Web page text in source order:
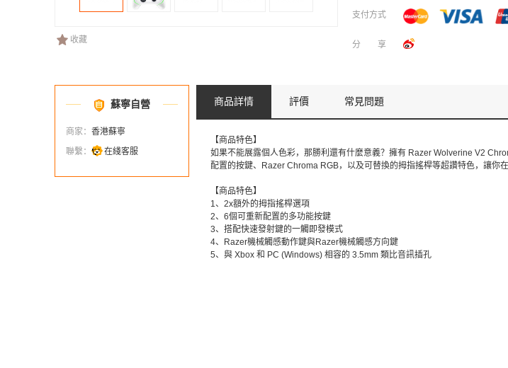
收藏
支付方式
分享
蘇寧自營
商家： 香港蘇寧
聯繫：
在綫客服
商品詳情 評價 常見問題
【商品特色】
如果不能展露個人色彩，那勝利還有什麼意義？擁有 Razer Wolverine V2
配置的按鍵、Razer Chroma RGB，以及可替換的拇指搖桿等超讚特色，讓你
【商品特色】
1、2x額外的拇指搖桿選項
2、6個可重新配置的多功能按鍵
3、搭配快速發射鍵的一觸即發模式
4、Razer機械觸感動作鍵與Razer機械觸感方向鍵
5、與 Xbox 和 PC (Windows) 相容的 3.5mm 類比音訊插孔